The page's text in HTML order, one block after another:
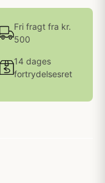
Fri fragt fra kr.
500
14 dages
fortrydelsesret